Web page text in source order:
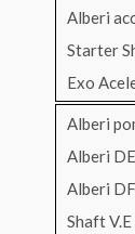
Alberi
Starter
Exo
Alberi
Alberi
Alberi
Shaft